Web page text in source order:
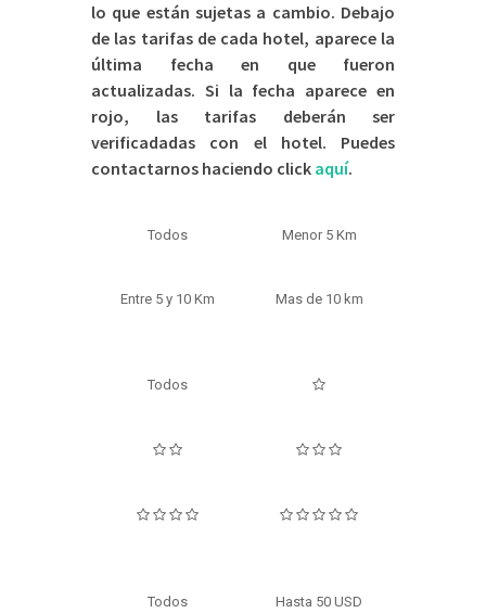
lo que están sujetas a cambio. Debajo
de las tarifas de cada hotel, aparece la
última fecha en que fueron
actualizadas. Si la fecha aparece en
rojo, las tarifas deberán ser
verificadadas con el hotel. Puedes
contactarnos haciendo click aquí.
Todos Menor 5 Km
Entre 5 y 10 Km Mas de 10 km
Todos
Todos Hasta 50 USD